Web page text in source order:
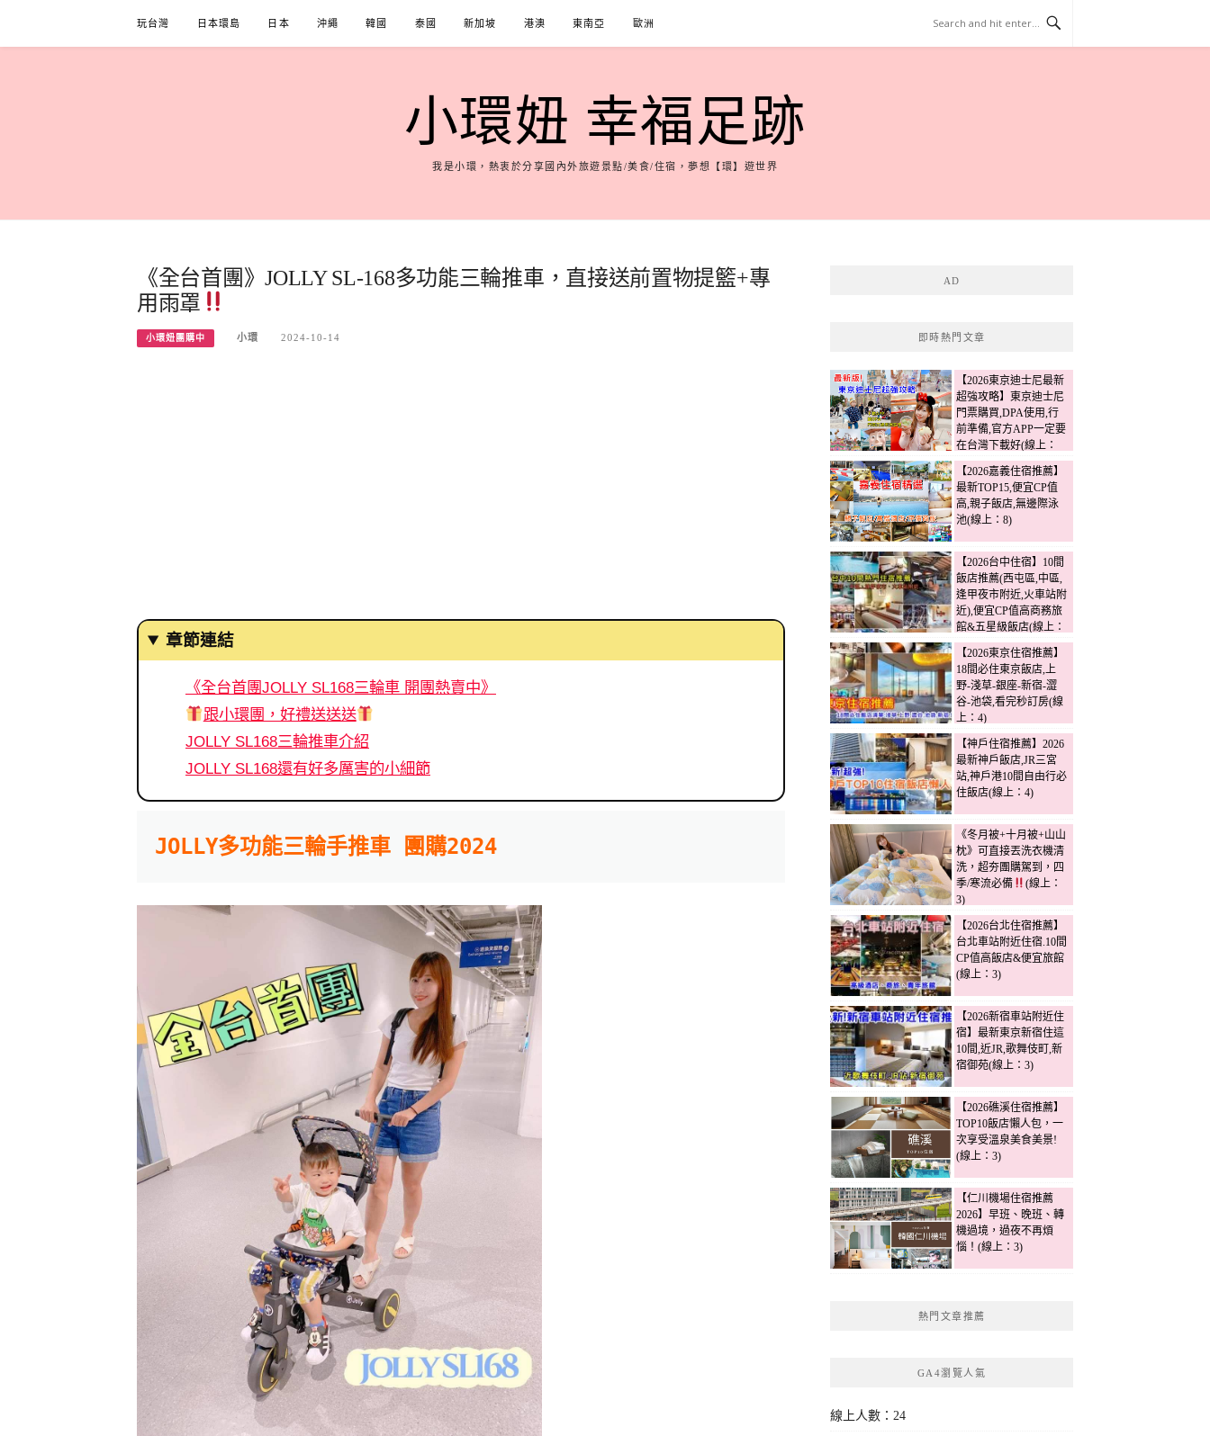
content
玩台灣 日本環島 日本 沖繩 韓國 泰國 新加坡 港澳 東南亞 歐洲
小環妞 幸福足跡
我是小環，熱衷於分享國內外旅遊景點/美食/住宿，夢想【環】遊世界
《全台首團》JOLLY SL-168多功能三輪推車，直接送前置物提籃+專
用雨罩
小環妞團購中 小環 2024-10-14
章節連結
《全台首團JOLLY SL168三輪車 開團熱賣中》
跟小環團，好禮送送送
JOLLY SL168三輪推車介紹
JOLLY SL168還有好多厲害的小細節
JOLLY多功能三輪手推車 團購2024
AD
即時熱門文章
【2026東京迪士尼最新
超強攻略】東京迪士尼
門票購買,DPA使用,行
前準備,官方APP一定要
在台灣下載好(線上：
15)
【2026嘉義住宿推薦】
最新TOP15,便宜CP值
高,親子飯店,無邊際泳
池(線上：8)
【2026台中住宿】10間
飯店推薦(西屯區,中區,
逢甲夜市附近,火車站附
近),便宜CP值高商務旅
館&五星級飯店(線上：
4)
【2026東京住宿推薦】
18間必住東京飯店,上
野-淺草-銀座-新宿-澀
谷-池袋,看完秒訂房(線
上：4)
【神戶住宿推薦】2026
最新神戶飯店,JR三宮
站,神戶港10間自由行必
住飯店(線上：4)
《冬月被+十月被+山山
枕》可直接丟洗衣機清
洗，超夯團購駕到，四
季/寒流必備
(線上：
3)
【2026台北住宿推薦】
台北車站附近住宿.10間
CP值高飯店&便宜旅館
(線上：3)
【2026新宿車站附近住
宿】最新東京新宿住這
10間,近JR,歌舞伎町,新
宿御苑(線上：3)
【2026礁溪住宿推薦】
TOP10飯店懶人包，一
次享受溫泉美食美景!
(線上：3)
【仁川機場住宿推薦
2026】早班、晚班、轉
機過境，過夜不再煩
惱！(線上：3)
熱門文章推薦
GA4瀏覽人氣
線上人數：24